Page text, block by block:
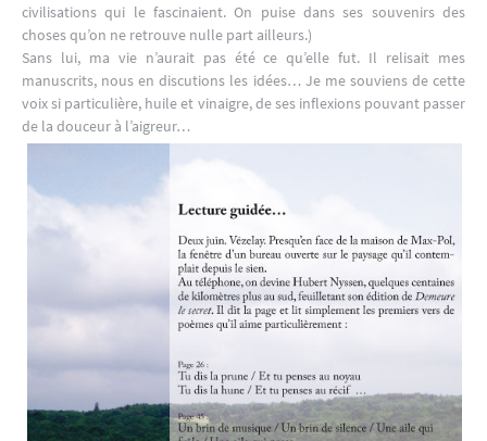
civilisations qui le fascinaient. On puise dans ses souvenirs des
choses qu’on ne retrouve nulle part ailleurs.)
Sans lui, ma vie n’aurait pas été ce qu’elle fut. Il relisait mes
manuscrits, nous en discutions les idées… Je me souviens de cette
voix si particulière, huile et vinaigre, de ses inflexions pouvant passer
de la douceur à l’aigreur…